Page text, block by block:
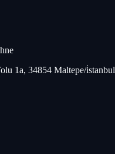
1a, 34854 Maltepe/i̇stanbul